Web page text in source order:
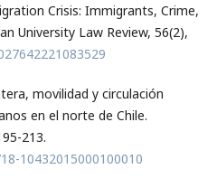
Crisis: Immigrants, Crime,
University Law Review, 56(2),
movilidad y circulación
en el norte de Chile.
213.
10432015000100010